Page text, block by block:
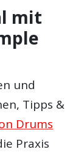
mit
und
Tipps &
Drums
Praxis